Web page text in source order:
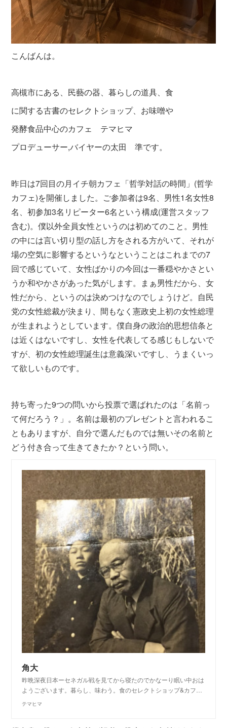
こんばんは。
高槻市にある、民藝の器、暮らしの道具、食
に関する古書のセレクトショップ、お味噌や
発酵食品中心のカフェ テマヒマ
プロデューサー,バイヤーの太田 準です。
昨日は7回目の月イチ朝カフェ「哲学対話の時間」(哲学
カフェ)を開催しました。ご参加者は9名、男性1名女性8
名、初参加3名リピーター6名という構成(運営スタッフ
含む)。僕以外全員女性というのは初めてのこと。男性
の中には言い切り型の話し方をされる方がいて、それが
場の空気に影響するというなということはこれまでの7
回で感じていて、女性ばかりの今回は一番穏やかさとい
うか和やかさがあった気がします。まぁ男性だから、女
性だから、というのは決めつけなのでしょうけど。自民
党の女性総裁が決まり、間もなく憲政史上初の女性総理
が生まれようとしています。僕自身の政治的思想信条と
は近くはないですし、女性を代表してる感じもしないで
すが、初の女性総理誕生は意義深いですし、うまくいっ
て欲しいものです。
持ち寄った9つの問いから投票で選ばれたのは「名前っ
て何だろう？」。名前は最初のプレゼントと言われるこ
ともありますが、自分で選んだものでは無いその名前と
どう付き合って生きてきたか？という問い。
角大
昨晩深夜日本ーセネガル戦を見てから寝たのでかなーり眠い中おは
ようございます。暮らし、味わう。食のセレクトショップ&カフ…
テマヒマ